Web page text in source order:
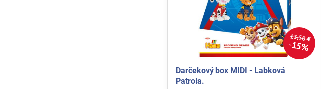
13,50 €
15%
Darčekový box MIDI - Labková
Patrola.